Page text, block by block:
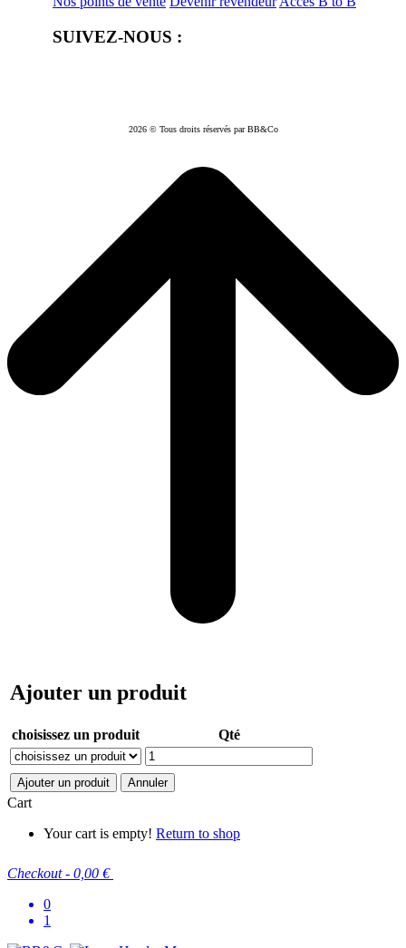
SUIVEZ-NOUS :
2026 © Tous droits réservés par BB&Co
Ajouter un produit
choisissez un produit Qté
Ajouter un produit Annuler
Cart
Your cart is empty! Return to shop
Checkout - 0,00 €
0
1